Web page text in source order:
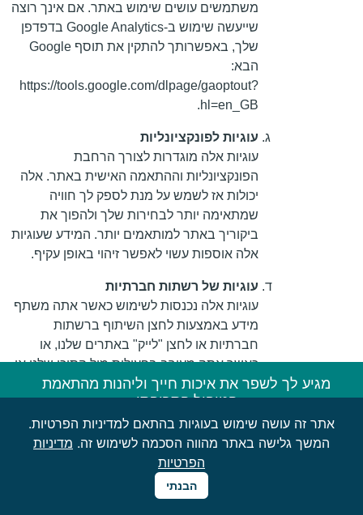
משתמשים עושים שימוש באתר. אם אינך רוצה
שייעשה שימוש ב-Google Analytics בדפדפן
שלך, באפשרותך להתקין את תוסף Google
הבא:
https://tools.google.com/dlpage/gaoptout?
hl=en_GB.
עוגיות לפונקציונליות
עוגיות אלה מוגדרות לצורך הרחבת
הפונקציונליות וההתאמה האישית באתר. אלה
יכולות אז לשמש על מנת לספק לך חוויה
שמתאימה יותר לבחירות שלך ולהפוך את
ביקוריך באתר למותאמים יותר. המידע שעוגיות
אלה אוספות עשוי לאפשר זיהוי באופן עקיף.
עוגיות של רשתות חברתיות
עוגיות אלה נכנסות לשימוש כאשר אתה משתף
מידע באמצעות לחצן השיתוף ברשתות
חברתיות או לחצן "לייק" באתרים שלנו, או
כאשר אתה מעורב בפעילות מול התוכן שלנו או
באמצעות אתר רשת חברתית כמו לינקדאין או
שלך ברשתות החברתיות עם האתר, האם יש או
אין לך חשבון באתר הרשת החברתית, והאם
אתה מחובר אליו כאשר אתה פועל מול התוכן
באתר. מידע זה עשוי להיות קשור לפעילויות של
טרגוט/פרסום. בפסקה על עוגיות של צדדים
מגיע לך לשפר את איכות חייך וליהנות מהתאמת
הטיפול התרופתי
שיחת ייעוץ
טופס יצירת קשר
אתר זה עושה שימוש בעוגיות בהתאם למדיניות הפרטיות.
המשך גלישה באתר מהווה הסכמה לשימוש זה. מדיניות
הפרטיות
הבנתי